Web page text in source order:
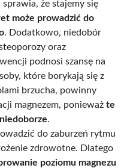
sprawia, że stajemy się
może prowadzić do
. Dodatkowo, niedobór
oraz
podnosi szansę na
które borykają się z
brzucha, powinny
magnezem, ponieważ te
.
do zaburzeń rytmu
zdrowotne. Dlatego
poziomu magnezu